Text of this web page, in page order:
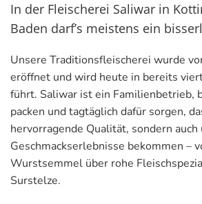
In der Fleischerei Saliwar in
Baden darf’s meistens ein
Un­se­re Tra­di­ti­ons­flei­sche­rei wurde
er­öff­net und wird heute in be­reits
führt. Sa­li­war ist ein Fa­mi­li­en­be­trieb,
pa­cken und tag­täg­lich dafür sor­gen,
her­vor­ra­gen­de Qua­li­tät, son­dern
Ge­schmacks­er­leb­nis­se be­kom­men –
Wurst­sem­mel über rohe
Sur­stel­ze.